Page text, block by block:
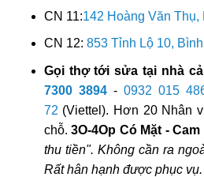
CN 11:142 Hoàng Văn Thụ,
CN 12: 853 Tỉnh Lộ 10,
Gọi thợ tới sửa tại nhà
7300 3894-0932 015
72 (Viettel). Hơn 20 Nhân
chỗ.3O-4Op Có Mặt - Cam
thu tiền". Không cần ra
Rất hân hạnh được phục